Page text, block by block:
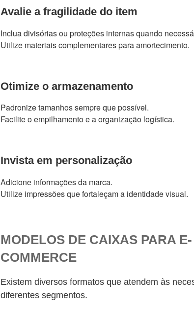
Avalie a fragilidade do item
Inclua divisórias ou proteções internas quando
Utilize materiais complementares para amortecimento.
Otimize o armazenamento
Padronize tamanhos sempre que possível.
Facilite o empilhamento e a organização logística.
Invista em personalização
Adicione informações da marca.
Utilize impressões que fortaleçam a identidade visual.
MODELOS DE CAIXAS PARA E-
COMMERCE
Existem diversos formatos que atendem às
diferentes segmentos.